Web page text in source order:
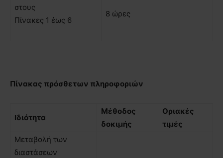
στους
Πίνακες 1 έως 6
8 ώρες
Πίνακας πρόσθετων πληροφοριών
Ιδιότητα
Μέθοδος
δοκιµής
Οριακές
τιµές
Μεταβολή των
διαστάσεων